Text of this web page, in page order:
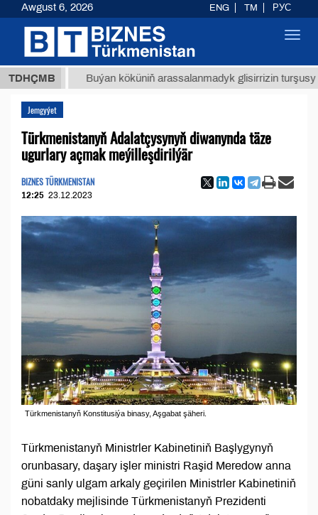
TDHÇMB Buýan köküniň arassalanmadyk glisirrizin turşusy (t.)
Jemgyýet
Türkmenistanyň Adalatçysynyň diwanynda täze
ugurlary açmak meýilleşdirilýär
BIZNES TÜRKMENISTAN
12:25 23.12.2023
Türkmenistanyň Konstitusiýa binasy, Aşgabat şäheri.
Türkmenistanyň Ministrler Kabinetiniň Başlygynyň
orunbasary, daşary işler ministri Raşid Meredow anna
güni sanly ulgam arkaly geçirilen Ministrler Kabinetiniň
nobatdaky mejlisinde Türkmenistanyň Prezidenti
Awgust 6, 2026 ENG TM РУС